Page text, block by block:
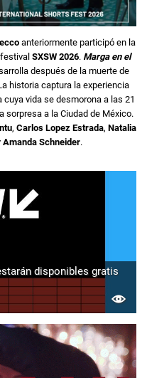
anteriormente participó en la
SXSW 2026. Marga en el
después de la muerte de
historia captura la experiencia
vida se desmorona a las 21
sorpresa a la Ciudad de México.
, Carlos Lopez Estrada, Natalia
Amanda Schneider.
disponibles gratis